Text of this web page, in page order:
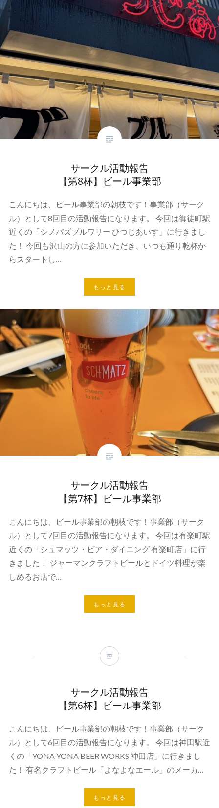
サークル活動報告
【第8杯】ビール事業部
こんにちは、ビール事業部の朝枝です！事業部（サーク
ル）として8回目の活動報告になります。 今回は御徒町駅
近くの「シノバズブルワリー ひつじあいす」に行きまし
た！ 今回も沢山の方に参加いただき、いつも通り乾杯か
らスタートし…
もっと見る
サークル活動報告
【第7杯】ビール事業部
こんにちは、ビール事業部の朝枝です！事業部（サーク
ル）として7回目の活動報告になります。 今回は有楽町駅
近くの「シュマッツ・ビア・ダイニング 有楽町店」に行
きました！ ジャーマンクラフトビールとドイツ料理が楽
しめるお店で…
もっと見る
サークル活動報告
【第6杯】ビール事業部
こんにちは、ビール事業部の朝枝です！事業部（サーク
ル）として6回目の活動報告になります。 今回は神田駅近
くの「YONA YONA BEER WORKS 神田店」に行きまし
た！ 有名クラフトビール「よなよなエール」のメーカ…
もっと見る